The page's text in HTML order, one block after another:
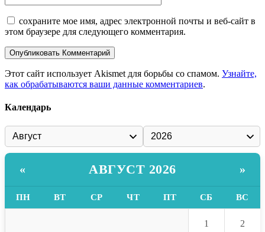
сохраните мое имя, адрес электронной почты и веб-сайт в
этом браузере для следующего комментария.
Этот сайт использует Akismet для борьбы со спамом. Узнайте,
как обрабатываются ваши данные комментариев.
Календарь
« АВГУСТ 2026 »
ПН ВТ СР ЧТ ПТ СБ ВС
1 2